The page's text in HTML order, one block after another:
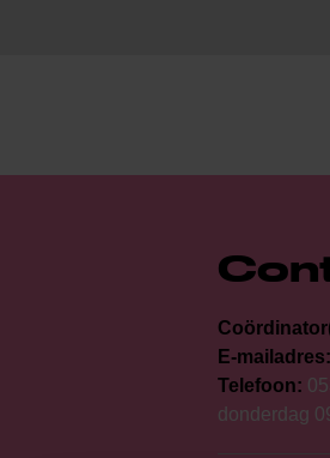
E-mailadres:
Telefoon:
donderdag